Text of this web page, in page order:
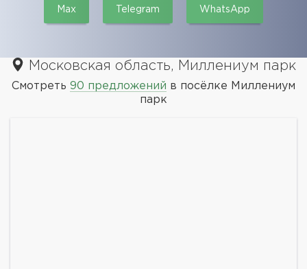
Max Telegram WhatsApp
Московская область, Миллениум парк
Смотреть 90 предложений в посёлке Миллениум
парк